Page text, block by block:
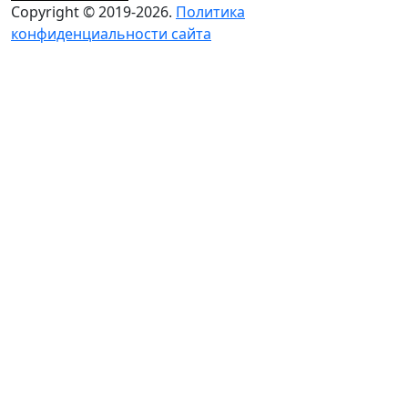
Copyright © 2019-2026. Политика
конфиденциальности сайта